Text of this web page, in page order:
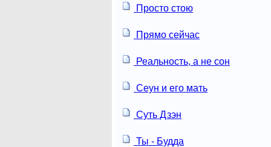
Просто стою
Прямо сейчас
Реальность, а не сон
Сеун и его мать
Суть Дзэн
Ты - Будда